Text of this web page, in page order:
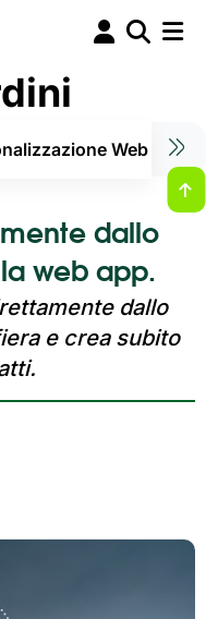
Web App
dallo
web app.
dallo
e crea subito